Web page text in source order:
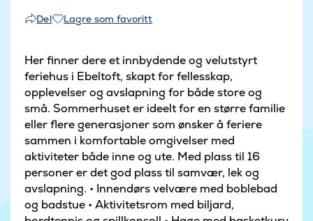
Del Lagre som favoritt
Her finner dere et innbydende og velutstyrt
feriehus i Ebeltoft, skapt for fellesskap,
opplevelser og avslapning for både store og
små. Sommerhuset er ideelt for en større familie
eller flere generasjoner som ønsker å feriere
sammen i komfortable omgivelser med
aktiviteter både inne og ute. Med plass til 16
personer er det god plass til samvær, lek og
avslapning. • Innendørs velvære med boblebad
og badstue • Aktivitetsrom med biljard,